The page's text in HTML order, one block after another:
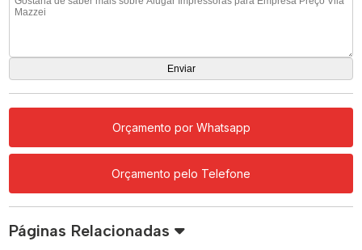
Orçamento por Whatsapp
Orçamento pelo Telefone
Páginas Relacionadas